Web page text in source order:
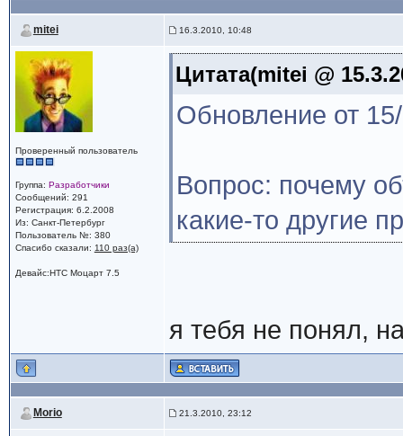
mitei 16.3.2010, 10:48
Проверенный пользователь
Группа: Разработчики
Сообщений: 291
Регистрация: 6.2.2008
Из: Санкт-Петербург
Пользователь №: 380
Спасибо сказали: 110 раз(а)
Девайс:HTC Моцарт 7.5
Цитата(mitei @
Обновление от
Вопрос: почему
какие-то другие
я тебя не понял,
Morio 21.3.2010, 23:12